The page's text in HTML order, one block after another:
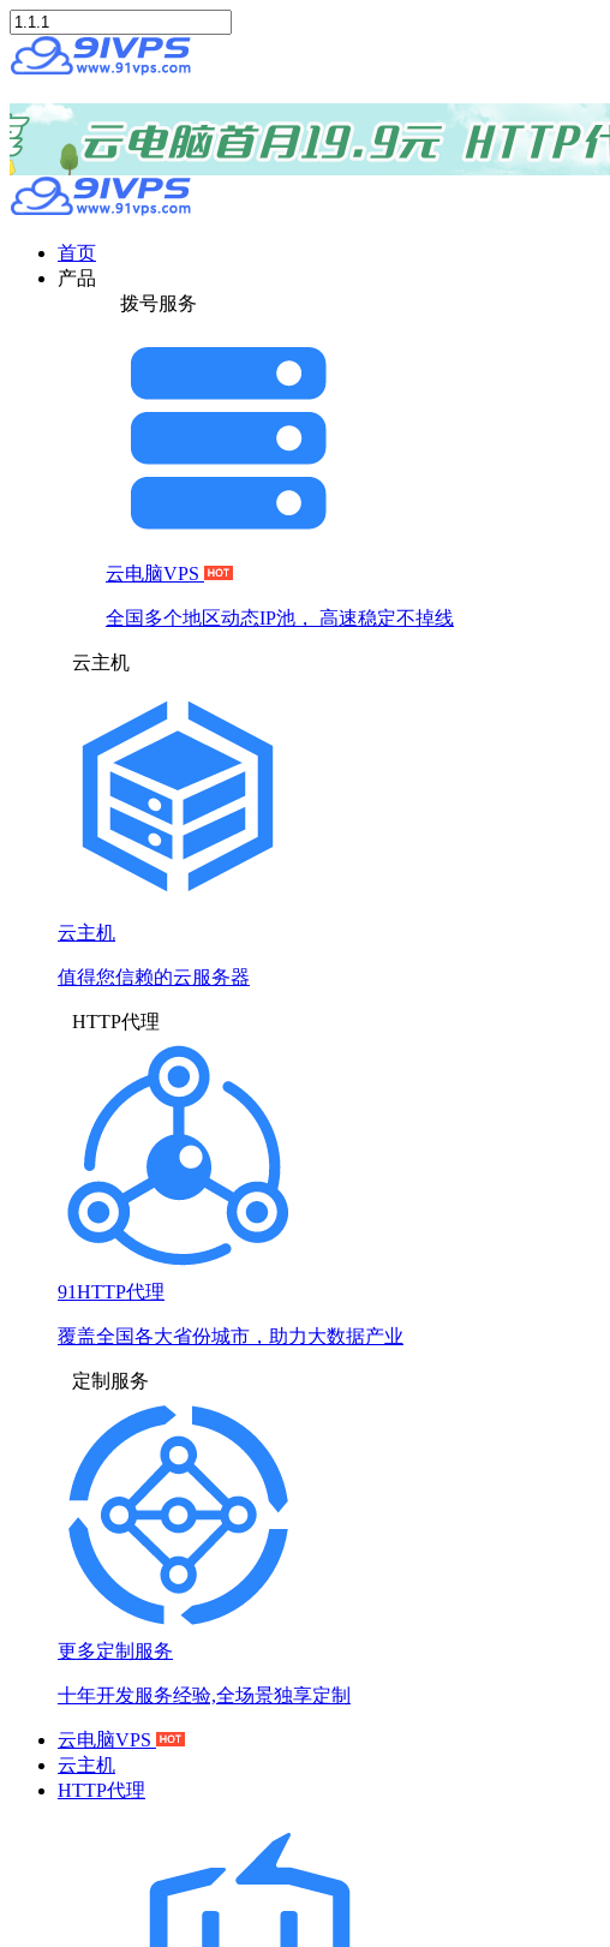
首页
产品
拨号服务
云电脑VPS
全国多个地区动态IP池， 高速稳定不掉线
云主机
云主机
值得您信赖的云服务器
HTTP代理
91HTTP代理
覆盖全国各大省份城市，助力大数据产业
定制服务
更多定制服务
十年开发服务经验,全场景独享定制
云电脑VPS
云主机
HTTP代理